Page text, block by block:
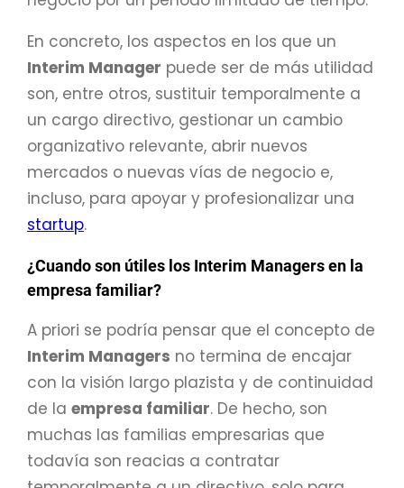
En concreto, los aspectos en los que un
Interim Manager puede ser de más utilidad
son, entre otros, sustituir temporalmente a
un cargo directivo, gestionar un cambio
organizativo relevante, abrir nuevos
mercados o nuevas vías de negocio e,
incluso, para apoyar y profesionalizar una
startup.
¿Cuando son útiles los Interim Managers en la
empresa familiar?
A priori se podría pensar que el concepto de
Interim Managers no termina de encajar
con la visión largo plazista y de continuidad
de la empresa familiar. De hecho, son
muchas las familias empresarias que
todavía son reacias a contratar